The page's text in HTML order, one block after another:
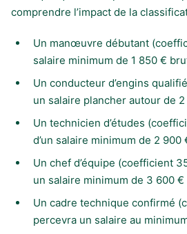
comprendre l’impact de la
Un manœuvre débutant
salaire minimum de 1 850 €
Un conducteur d’engins
un salaire plancher autour de
Un technicien d’études
d’un salaire minimum de 2 900
Un chef d’équipe (coefficient
un salaire minimum de 3 600
Un cadre technique confirmé
percevra un salaire au